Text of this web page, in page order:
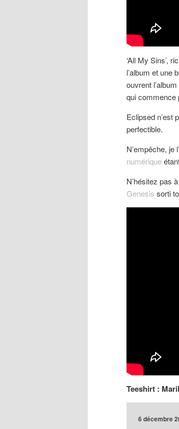
‘All My Sins’,
l’album et une
ouvrent
qui commence
Eclipsed n’est
perfectible.
N’empêche,
numérique
N’hésitez pas
Genesis sorti
Teeshirt :
6 décembre